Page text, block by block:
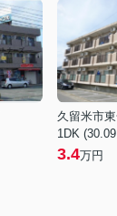
久留米市
1DK
3.4万円